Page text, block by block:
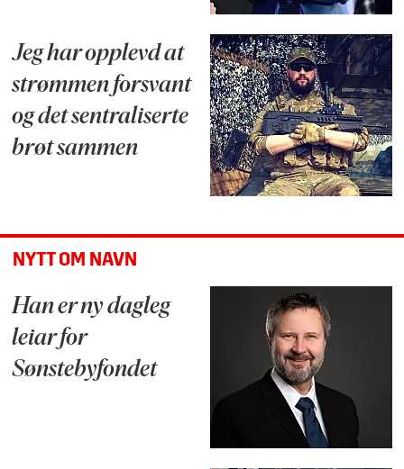
Jeg har opplevd at
strømmen forsvant
og det sentraliserte
brøt sammen
NYTT OM NAVN
Han er ny dagleg
leiar for
Sønstebyfondet